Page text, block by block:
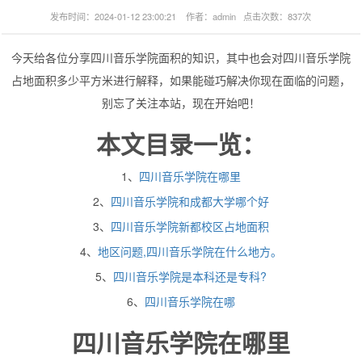
发布时间：2024-01-12 23:00:21 作者：admin 点击次数：837次
今天给各位分享四川音乐学院面积的知识，其中也会对四川音乐学院
占地面积多少平方米进行解释，如果能碰巧解决你现在面临的问题，
别忘了关注本站，现在开始吧！
本文目录一览：
1、 四川音乐学院在哪里
2、 四川音乐学院和成都大学哪个好
3、 四川音乐学院新都校区占地面积
4、 地区问题,四川音乐学院在什么地方。
5、 四川音乐学院是本科还是专科?
6、 四川音乐学院在哪
四川音乐学院在哪里